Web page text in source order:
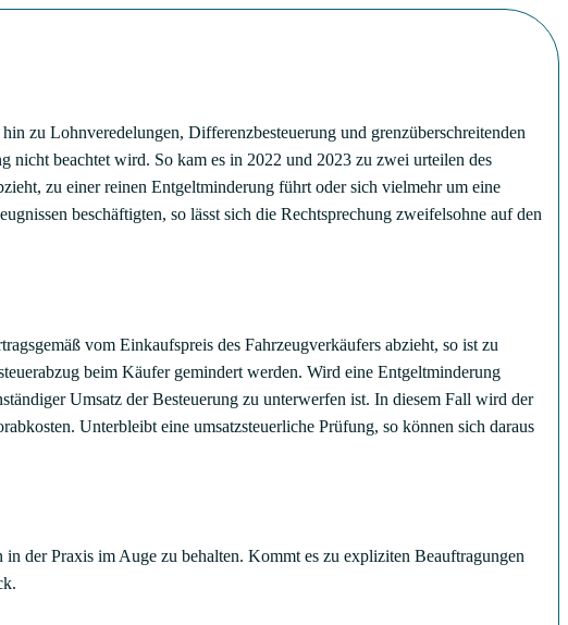
zu Lohnveredelungen, Differenzbesteuerung und grenzüberschreitenden
nicht beachtet wird. So kam es in 2022 und 2023 zu zwei urteilen des
zu einer reinen Entgeltminderung führt oder sich vielmehr um eine
beschäftigten, so lässt sich die Rechtsprechung zweifelsohne auf den
vom Einkaufspreis des Fahrzeugverkäufers abzieht, so ist zu
beim Käufer gemindert werden. Wird eine Entgeltminderung
Umsatz der Besteuerung zu unterwerfen ist. In diesem Fall wird der
Unterbleibt eine umsatzsteuerliche Prüfung, so können sich daraus
der Praxis im Auge zu behalten. Kommt es zu expliziten Beauftragungen